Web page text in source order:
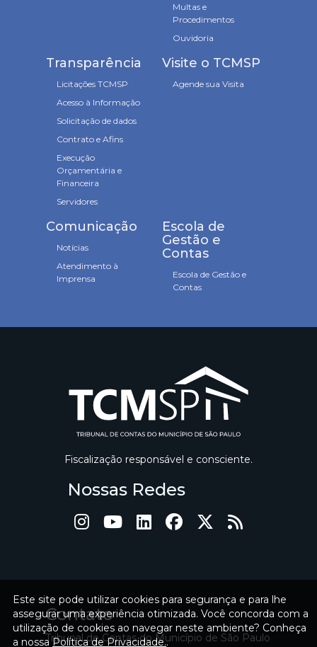
Este site pode utilizar cookies para segurança e para lhe
assegurar uma experiência otimizada. Você concorda com a
utilização de cookies ao navegar neste ambiente? Conheça
a nossaPolítica de Privacidade..
Multas e
Procedimentos
Ouvidoria
Transparência
Licitações TCMSP
Acesso à Informação
Solicitação de dados
Contrato e Afins
Execução
Orçamentária e
Financeira
Servidores
Visite o TCMSP
Agende sua Visita
Comunicação
Notícias
Atendimento à
Imprensa
Escola de
Gestão e
Contas
Escola de Gestão e
Contas
Fiscalização responsável e consciente.
Nossas Redes
Contato
Tribunal de Contas do Município de São Paulo